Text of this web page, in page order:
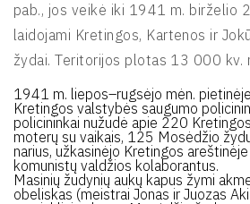
pab., jos veikė iki 1941 m. birželio
laidojami Kretingos, Kartenos ir
žydai. Teritorijos plotas 13 000 kv.
1941 m. liepos–rugsėjo mėn.
Kretingos valstybės saugumo
policininkai nužudė apie 220
moterų su vaikais, 125 Mosėdžio
narius, užkasinėjo Kretingos
komunistų valdžios kolaborantus.
Masinių žudynių aukų kapus žymi
obeliskas (meistrai Jonas ir Juozas